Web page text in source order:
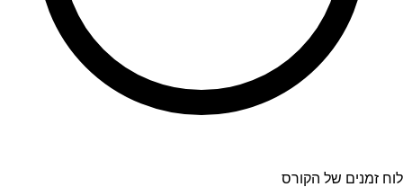
לוח זמנים של הקורס